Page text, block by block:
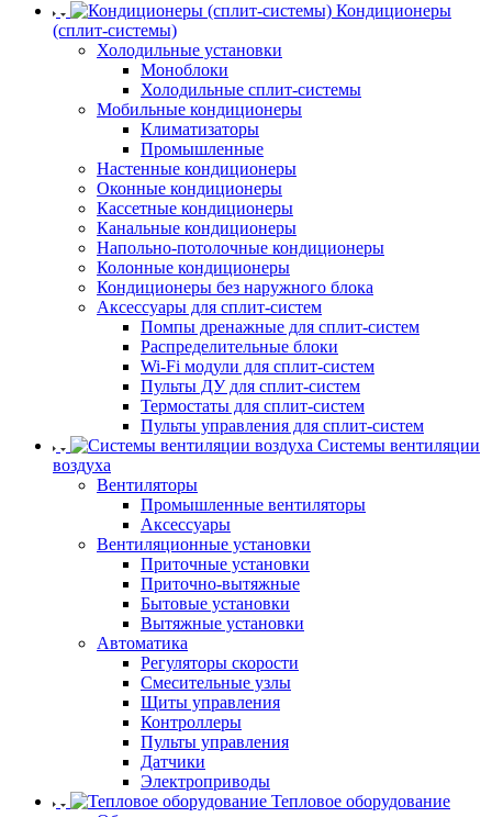
Кондиционеры
(сплит-системы)
Холодильные установки
Моноблоки
Холодильные сплит-системы
Мобильные кондиционеры
Климатизаторы
Промышленные
Настенные кондиционеры
Оконные кондиционеры
Кассетные кондиционеры
Канальные кондиционеры
Напольно-потолочные кондиционеры
Колонные кондиционеры
Кондиционеры без наружного блока
Аксессуары для сплит-систем
Помпы дренажные для сплит-систем
Распределительные блоки
Wi-Fi модули для сплит-систем
Пульты ДУ для сплит-систем
Термостаты для сплит-систем
Пульты управления для сплит-систем
Системы вентиляции
воздуха
Вентиляторы
Промышленные вентиляторы
Аксессуары
Вентиляционные установки
Приточные установки
Приточно-вытяжные
Бытовые установки
Вытяжные установки
Автоматика
Регуляторы скорости
Смесительные узлы
Щиты управления
Контроллеры
Пульты управления
Датчики
Электроприводы
Тепловое оборудование